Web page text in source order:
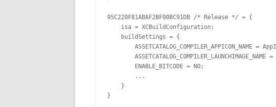
95C220F81ABAF2BF00BC91DB /* Release */ = {
    isa = XCBuildConfiguration;
    buildSettings = {
ASSETCATALOG_COMPILER_APPICON_NAME =
ASSETCATALOG_COMPILER_LAUNCHIMAGE_NAME =
        ENABLE_BITCODE = NO;
        ...
    }
}